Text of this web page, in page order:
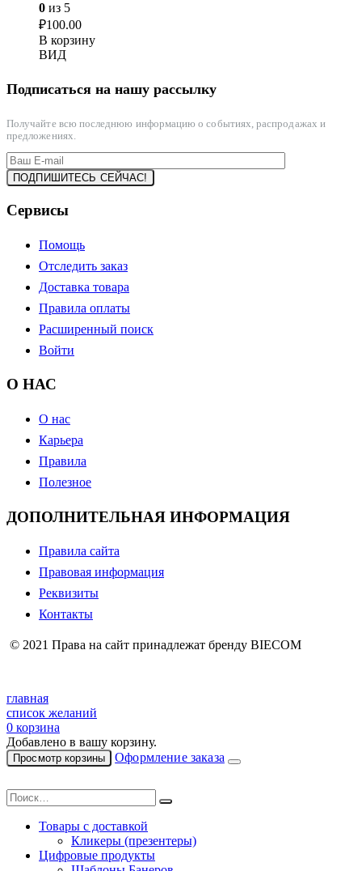
0 из 5
₽100.00
В корзину
ВИД
Подписаться на нашу рассылку
Получайте всю последнюю информацию о событиях, распродажах и
предложениях.
Сервисы
Помощь
Отследить заказ
Доставка товара
Правила оплаты
Расширенный поиск
Войти
О НАС
О нас
Карьера
Правила
Полезное
ДОПОЛНИТЕЛЬНАЯ ИНФОРМАЦИЯ
Правила сайта
Правовая информация
Реквизиты
Контакты
© 2021 Права на сайт принадлежат бренду BIECOM
главная
список желаний
0 корзина
Добавлено в вашу корзину.
Просмотр корзины Оформление заказа
Товары с доставкой
Кликеры (презентеры)
Цифровые продукты